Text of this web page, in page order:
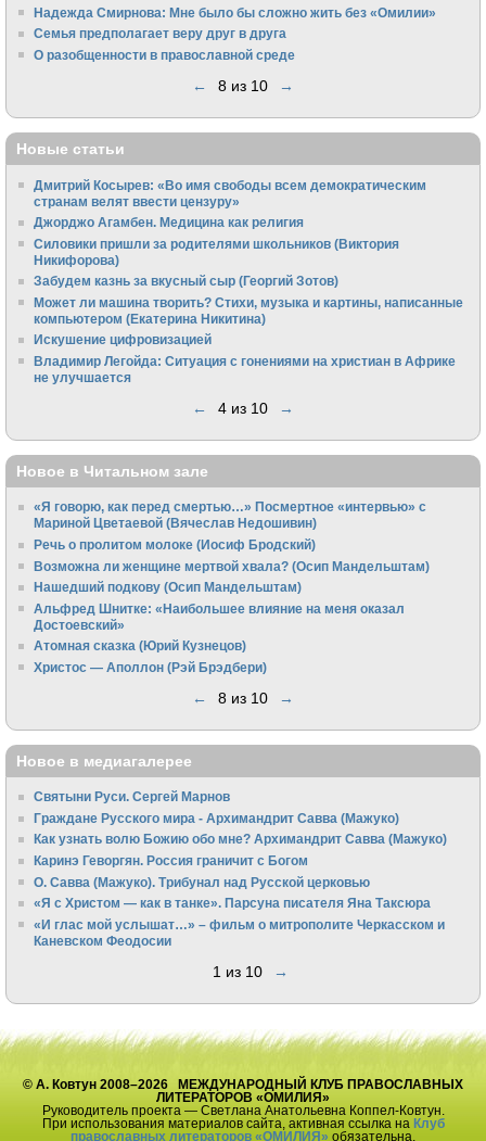
Надежда Смирнова: Мне было бы сложно жить без «Омилии»
Семья предполагает веру друг в друга
О разобщенности в православной среде
← 8 из 10 →
Новые статьи
Дмитрий Косырев: «Во имя свободы всем демократическим
странам велят ввести цензуру»
Джорджо Агамбен. Медицина как религия
Силовики пришли за родителями школьников (Виктория
Никифорова)
Забудем казнь за вкусный сыр (Георгий Зотов)
Может ли машина творить? Стихи, музыка и картины, написанные
компьютером (Екатерина Никитина)
Искушение цифровизацией
Владимир Легойда: Ситуация с гонениями на христиан в Африке
не улучшается
← 4 из 10 →
Новое в Читальном зале
«Я говорю, как перед смертью…» Посмертное «интервью» с
Мариной Цветаевой (Вячеслав Недошивин)
Речь о пролитом молоке (Иосиф Бродский)
Возможна ли женщине мертвой хвала? (Осип Мандельштам)
Нашедший подкову (Осип Мандельштам)
Альфред Шнитке: «Наибольшее влияние на меня оказал
Достоевский»
Атомная сказка (Юрий Кузнецов)
Христос — Аполлон (Рэй Брэдбери)
← 8 из 10 →
Новое в медиагалерее
Святыни Руси. Сергей Марнов
Граждане Русского мира - Архимандрит Савва (Мажуко)
Как узнать волю Божию обо мне? Архимандрит Савва (Мажуко)
Каринэ Геворгян. Россия граничит с Богом
О. Савва (Мажуко). Трибунал над Русской церковью
«Я с Христом — как в танке». Парсуна писателя Яна Таксюра
«И глас мой услышат…» – фильм о митрополите Черкасском и
Каневском Феодосии
1 из 10 →
© А. Ковтун 2008–2026 МЕЖДУНАРОДНЫЙ КЛУБ ПРАВОСЛАВНЫХ
ЛИТЕРАТОРОВ «ОМИЛИЯ»
Руководитель проекта — Светлана Анатольевна Коппел-Ковтун.
При использования материалов сайта, активная ссылка на Клуб
православных литераторов «ОМИЛИЯ» обязательна.